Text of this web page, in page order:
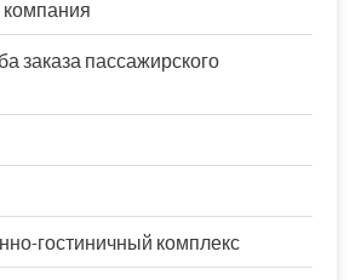
заказа пассажирского
гостиничный комплекс